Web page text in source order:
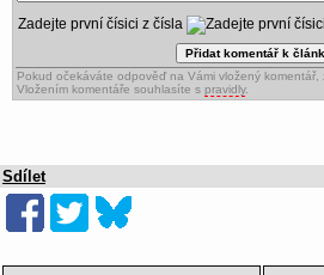
Zadejte první čísici z čísla
Pokud očekáváte odpověď na Vámi vložený komentář,
Vložením komentáře souhlasíte s pravidly.
Sdílet